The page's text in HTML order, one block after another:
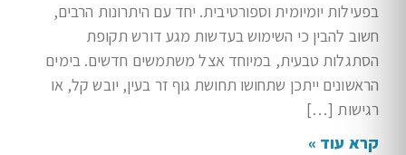
בפעילות יומיומית וספורטיבית. יחד עם היתרונות הרבים,
חשוב להבין כי השימוש בעדשות מגע דורש תקופת
הסתגלות טבעית, במיוחד אצל משתמשים חדשים. בימים
הראשונים ייתכן שתחושו תחושת גוף זר בעין, יובש קל, או
רגישות […]
קרא עוד »